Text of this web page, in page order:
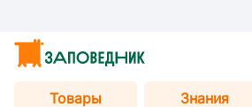
Товары Знания